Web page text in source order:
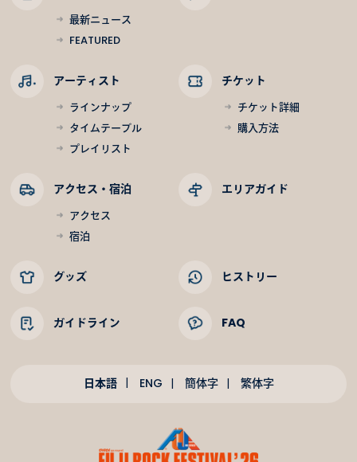
最新ニュース
FEATURED
アーティスト
ラインナップ
タイムテーブル
プレイリスト
チケット
チケット詳細
購入方法
アクセス・宿泊
アクセス
宿泊
エリアガイド
グッズ ヒストリー
ガイドライン FAQ
日本語 ENG 簡体字 繁体字